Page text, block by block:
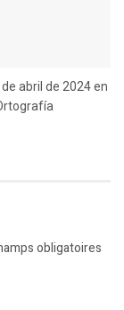
abril de 2024 en
obligatoires